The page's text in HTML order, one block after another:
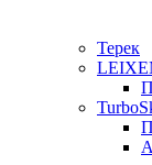
Терек